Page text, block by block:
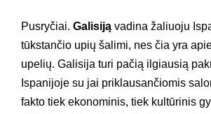
Pusryčiai. Galisiją vadina žaliuoju
tūkstančio upių šalimi, nes čia yra
upelių. Galisija turi pačią ilgiausią
Ispanijoje su jai priklausančiomis
fakto tiek ekonominis, tiek kultūrinis